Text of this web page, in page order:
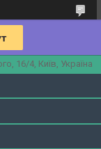
16/4, Київ, Україна